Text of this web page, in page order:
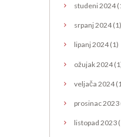
studeni2024
srpanj2024(1)
lipanj2024(1)
ožujak2024
veljača 2024
prosinac2023
listopad 2023